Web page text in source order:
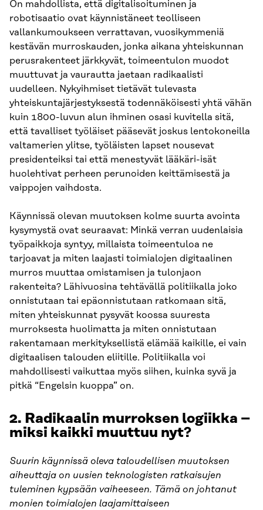
On mahdollista, että digitalisoituminen ja
robotisaatio ovat käynnistäneet teolliseen
vallankumoukseen verrattavan, vuosikymmeniä
kestävän murroskauden, jonka aikana yhteiskunnan
perusrakenteet järkkyvät, toimeentulon muodot
muuttuvat ja vaurautta jaetaan radikaalisti
uudelleen. Nykyihmiset tietävät tulevasta
yhteiskuntajärjestyksestä todennäköisesti yhtä vähän
kuin 1800-luvun alun ihminen osasi kuvitella sitä,
että tavalliset työläiset pääsevät joskus lentokoneilla
valtamerien ylitse, työläisten lapset nousevat
presidenteiksi tai että menestyvät lääkäri-isät
huolehtivat perheen perunoiden keittämisestä ja
vaippojen vaihdosta.
Käynnissä olevan muutoksen kolme suurta avointa
kysymystä ovat seuraavat: Minkä verran uudenlaisia
työpaikkoja syntyy, millaista toimeentuloa ne
tarjoavat ja miten laajasti toimialojen digitaalinen
murros muuttaa omistamisen ja tulonjaon
rakenteita? Lähivuosina tehtävällä politiikalla joko
onnistutaan tai epäonnistutaan ratkomaan sitä,
miten yhteiskunnat pysyvät koossa suuresta
murroksesta huolimatta ja miten onnistutaan
rakentamaan merkityksellistä elämää kaikille, ei vain
digitaalisen talouden eliitille. Politiikalla voi
mahdollisesti vaikuttaa myös siihen, kuinka syvä ja
pitkä “Engelsin kuoppa” on.
2. Radikaalin murroksen logiikka –
miksi kaikki muuttuu nyt?
Suurin käynnissä oleva taloudellisen muutoksen
aiheuttaja on uusien teknologisten ratkaisujen
tuleminen kypsään vaiheeseen. Tämä on johtanut
monien toimialojen laajamittaiseen